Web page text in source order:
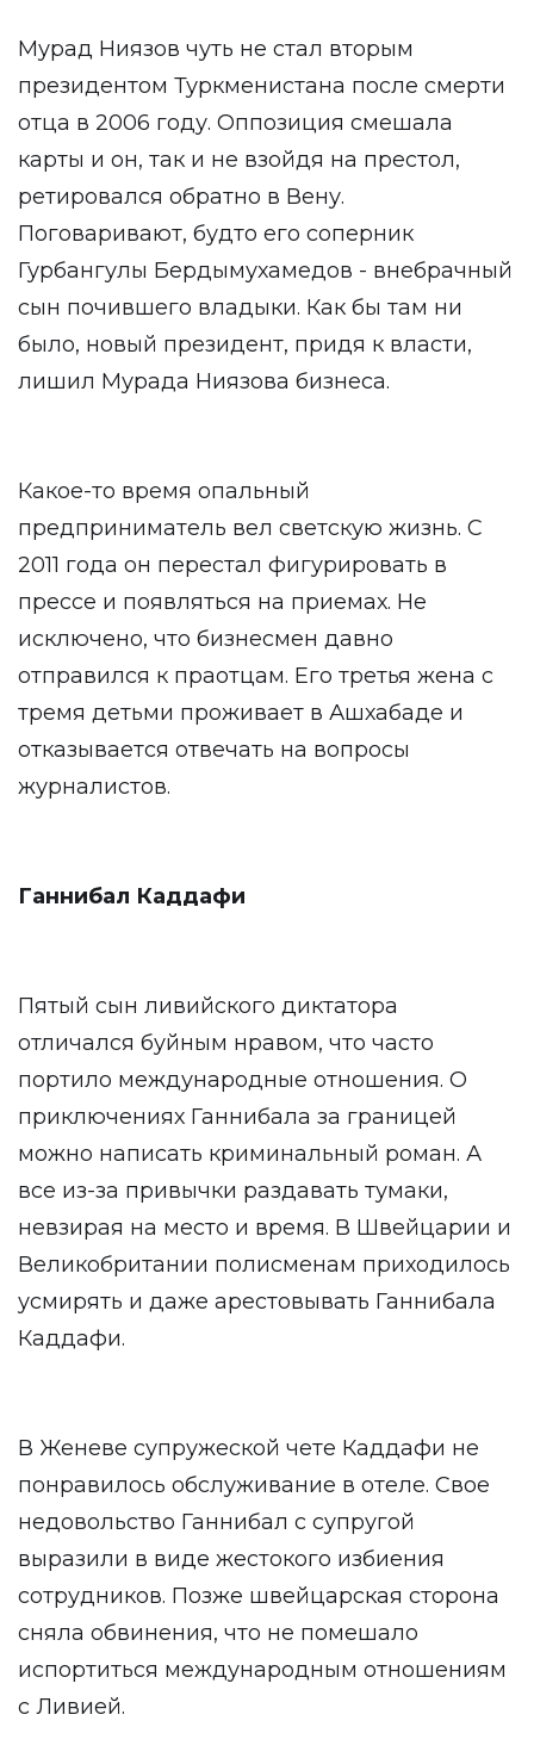
Мурад Ниязов чуть не стал вторым
президентом Туркменистана после смерти
отца в 2006 году. Оппозиция смешала
карты и он, так и не взойдя на престол,
ретировался обратно в Вену.
Поговаривают, будто его соперник
Гурбангулы Бердымухамедов - внебрачный
сын почившего владыки. Как бы там ни
было, новый президент, придя к власти,
лишил Мурада Ниязова бизнеса.
Какое-то время опальный
предприниматель вел светскую жизнь. С
2011 года он перестал фигурировать в
прессе и появляться на приемах. Не
исключено, что бизнесмен давно
отправился к праотцам. Его третья жена с
тремя детьми проживает в Ашхабаде и
отказывается отвечать на вопросы
журналистов.
Ганнибал Каддафи
Пятый сын ливийского диктатора
отличался буйным нравом, что часто
портило международные отношения. О
приключениях Ганнибала за границей
можно написать криминальный роман. А
все из-за привычки раздавать тумаки,
невзирая на место и время. В Швейцарии и
Великобритании полисменам приходилось
усмирять и даже арестовывать Ганнибала
Каддафи.
В Женеве супружеской чете Каддафи не
понравилось обслуживание в отеле. Свое
недовольство Ганнибал с супругой
выразили в виде жестокого избиения
сотрудников. Позже швейцарская сторона
сняла обвинения, что не помешало
испортиться международным отношениям
с Ливией.